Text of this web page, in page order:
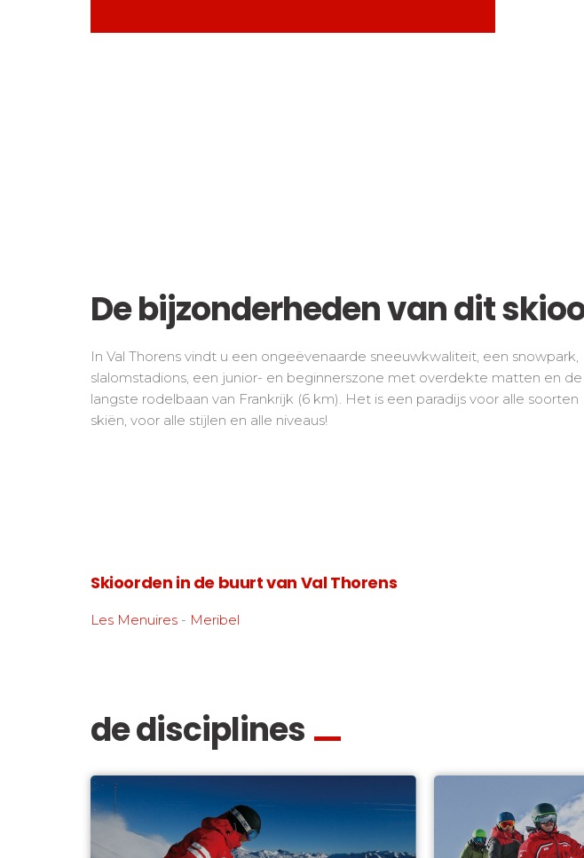
De bijzonderheden van dit
In Val Thorens vindt u een ongeëvenaarde sneeuwkwaliteit, een snowpark,
slalomstadions, een junior- en beginnerszone met overdekte matten en de
langste rodelbaan van Frankrijk (6 km). Het is een paradijs voor alle soorten
skiën, voor alle stijlen en alle niveaus!
Skioorden in de buurt van Val Thorens
Les Menuires - Meribel
de disciplines